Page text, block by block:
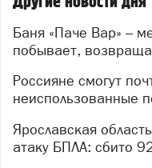
Баня «Паче Вар» – место силы: кто здесь раз
побывает,
Россияне смогут почти без потерь возвращать
неиспользованные
Ярославская область отражает самую массовую
атаку БПЛА: сбито